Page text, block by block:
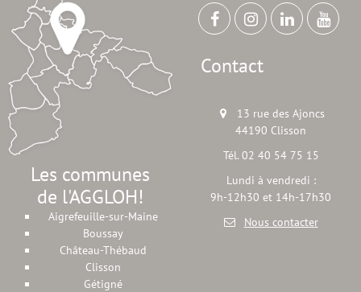
Les communes
de l'AGGLOH!
Aigrefeuille-sur-Maine
Boussay
Château-Thébaud
Clisson
Gétigné
Contact
13 rue des Ajoncs
44190 Clisson
Tél. 02 40 54 75 15
Lundi à vendredi :
9h-12h30 et 14h-17h30
Nous contacter